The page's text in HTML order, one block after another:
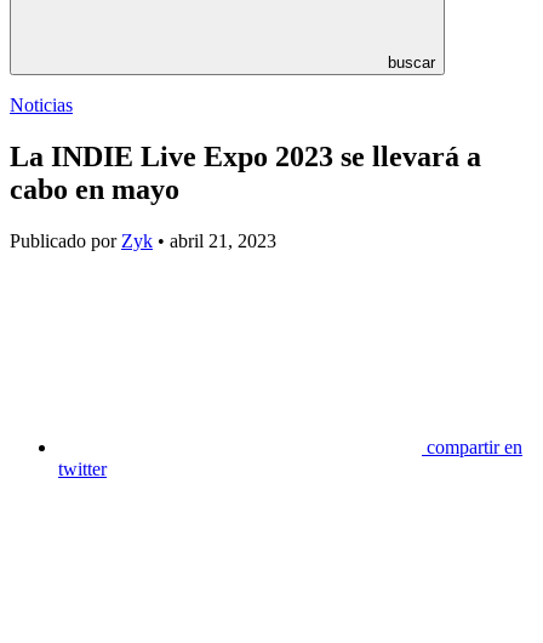
buscar
Noticias
La INDIE Live Expo 2023 se llevará a
cabo en mayo
Publicado por Zyk • abril 21, 2023
compartir en
twitter